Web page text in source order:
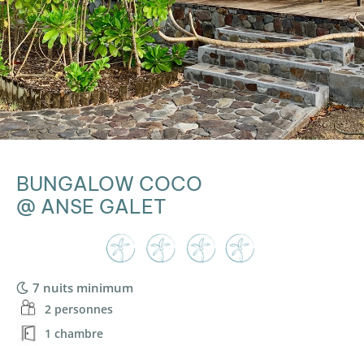
BUNGALOW COCO
@ ANSE GALET
7 nuits minimum
2 personnes
1 chambre